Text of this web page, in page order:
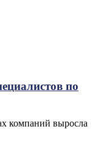
по
компаний выросла